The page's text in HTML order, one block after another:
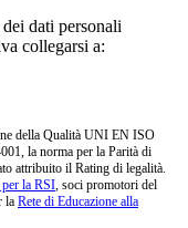
dati personali
collegarsi a:
della Qualità UNI EN ISO
la norma per la Parità di
attribuito il Rating di legalità.
la RSI, soci promotori del
la Rete di Educazione alla